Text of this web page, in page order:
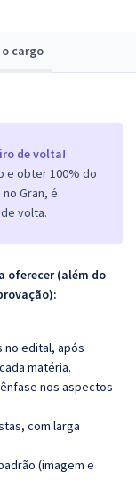
cargo
de volta!
e obter 100% do
Gran, é
volta.
oferecer (além do
no edital, após
matéria.
nos aspectos
com larga
(imagem e